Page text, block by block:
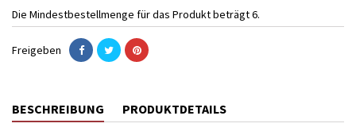
Die Mindestbestellmenge für das Produkt beträgt 6.
Freigeben
BESCHREIBUNG PRODUKTDETAILS